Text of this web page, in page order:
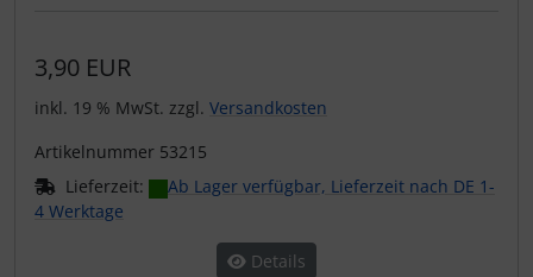
3,90 EUR
inkl. 19 % MwSt. zzgl. Versandkosten
Artikelnummer 53215
Lieferzeit:
Ab Lager verfügbar, Lieferzeit nach DE 1-
4 Werktage
Details